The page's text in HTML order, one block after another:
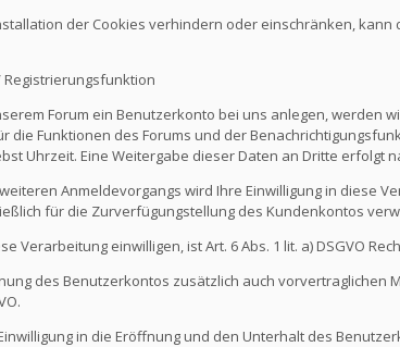
der Cookies verhindern oder einschränken,
Forum ein Benutzerkonto bei uns anlegen, werden
die Funktionen des Forums und der
Uhrzeit. Eine Weitergabe dieser Daten an Dritte erfolgt
Anmeldevorgangs wird Ihre Einwilligung in diese
für die Zurverfügungstellung des Kundenkontos
Verarbeitung einwilligen, ist Art. 6 Abs. 1 lit. a) DSGVO
des Benutzerkontos zusätzlich auch vorvertraglichen
in die Eröffnung und den Unterhalt des